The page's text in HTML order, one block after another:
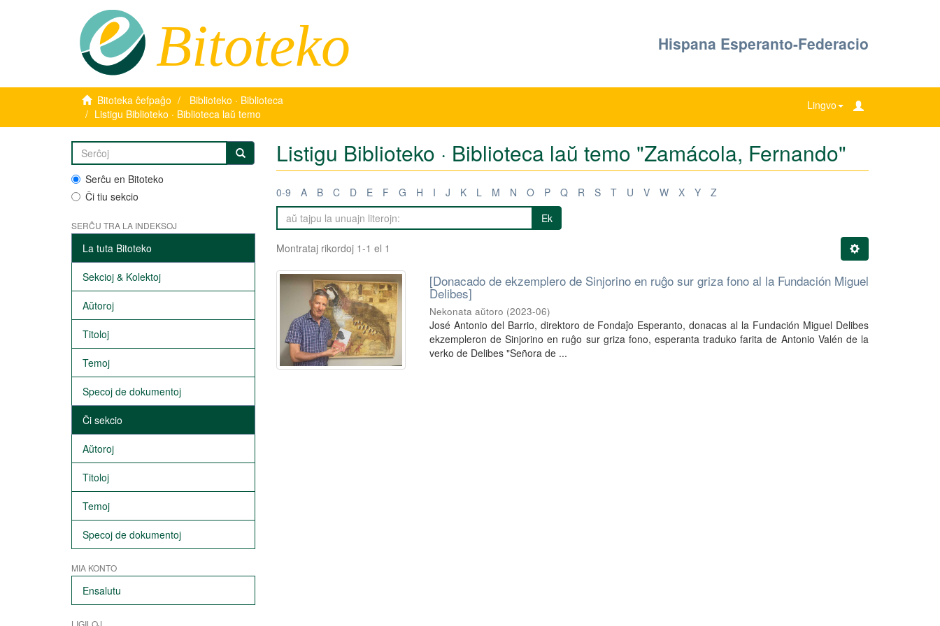
Bitoteko Hispana Esperanto-Federacio
Bitoteka ĉefpaĝo
Biblioteko · Biblioteca
Listigu Biblioteko · Biblioteca laŭ temo
Lingvo
Serĉu en Bitoteko
Ĉi tiu sekcio
SERĈU TRA LA INDEKSOJ
La tuta Bitoteko
Sekcioj & Kolektoj
Aŭtoroj
Titoloj
Temoj
Specoj de dokumentoj
Ĉi sekcio
Aŭtoroj
Titoloj
Temoj
Specoj de dokumentoj
MIA KONTO
Ensalutu
LIGILOJ
Listigu Biblioteko · Biblioteca laŭ temo "Zamácola, Fernando"
0-9 A B C D E F G H I J K L M N O P Q R S T U V W X Y
Z
Ek
Montrataj rikordoj 1-1 el 1
[Donacado de ekzemplero de Sinjorino en ruĝo sur griza fono al la Fundación Miguel
Delibes]
Nekonata aŭtoro (2023-06)
José Antonio del Barrio, direktoro de Fondaĵo Esperanto, donacas al la Fundación Miguel Delibes
ekzempleron de Sinjorino en ruĝo sur griza fono, esperanta traduko farita de Antonio Valén de la
verko de Delibes "Señora de ...